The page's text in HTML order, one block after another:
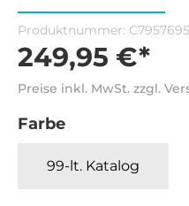
Produktnummer:
249,95 €*
Preise inkl. MwSt. zzgl.
Farbe
99-lt. Katalog